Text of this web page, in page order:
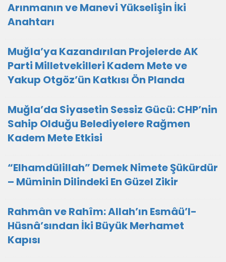
Arınmanın ve Manevi Yükselişin İki
Anahtarı
Muğla’ya Kazandırılan Projelerde AK
Parti Milletvekilleri Kadem Mete ve
Yakup Otgöz’ün Katkısı Ön Planda
Muğla’da Siyasetin Sessiz Gücü: CHP’nin
Sahip Olduğu Belediyelere Rağmen
Kadem Mete Etkisi
“Elhamdülillah” Demek Nimete Şükürdür
– Müminin Dilindeki En Güzel Zikir
Rahmân ve Rahîm: Allah’ın Esmâü’l-
Hüsnâ’sından İki Büyük Merhamet
Kapısı